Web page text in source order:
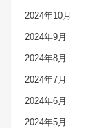
2024年10月
2024年9月
2024年8月
2024年7月
2024年6月
2024年5月